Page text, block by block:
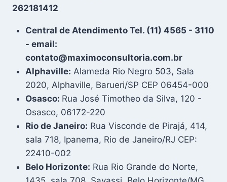
262181412
Central de Atendimento Tel. (11) 4565 - 3110
- email:
contato@maximoconsultoria.com.br
Alphaville: Alameda Rio Negro 503, Sala
2020, Alphaville, Barueri/SP CEP 06454-000
Osasco: Rua José Timotheo da Silva, 120 -
Osasco, 06172-220
Rio de Janeiro: Rua Visconde de Pirajá, 414,
sala 718, Ipanema, Rio de Janeiro/RJ CEP:
22410-002
Belo Horizonte: Rua Rio Grande do Norte,